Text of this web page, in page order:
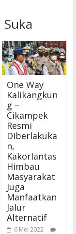
One Way
Kalikangkun
g –
Cikampek
Resmi
Diberlakuka
n,
Kakorlantas
Himbau
Masyarakat
Juga
Manfaatkan
Jalur
Alternatif
6 Mei 2022